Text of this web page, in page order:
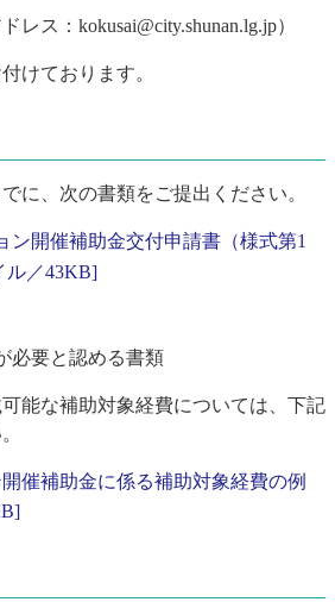
レス：kokusai@city.shunan.lg.jp）
けております。
に、次の書類をご提出ください。
ン開催補助金交付申請書（様式第1
ル／43KB]
必要と認める書類
能な補助対象経費については、下記
催補助金に係る補助対象経費の例